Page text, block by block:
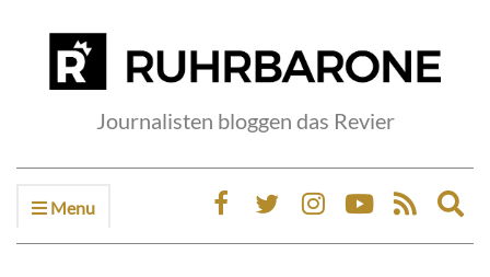
Journalisten bloggen das Revier
Menu